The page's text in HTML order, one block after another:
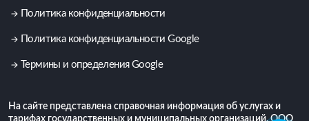
Политика конфиденциальности
Политика конфиденциальности Google
Термины и определения Google
На сайте представлена справочная информация об услугах и